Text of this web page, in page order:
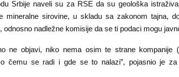
Srbije naveli su za RSE da su geološka
mineralne sirovine, u skladu sa zakonom tajna,
odnosno nadležne komisije da se ti podaci mogu
ne objavi, niko nema osim te strane kompanije
o čemu se radi i gde se to nalazi”, pojasnio je za